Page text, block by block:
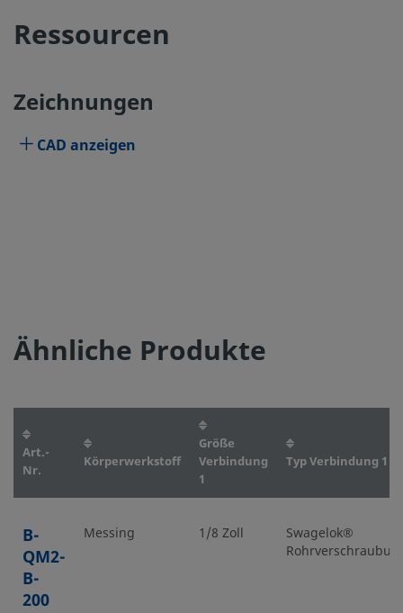
Ressourcen
Zeichnungen
CAD anzeigen
Ähnliche Produkte
Art.-
Nr.
Körperwerkstoff
Größe
Verbindung
1
Typ Verbindung 1
B-
QM2-
B-
200
Messing 1/8 Zoll
Swagelok®